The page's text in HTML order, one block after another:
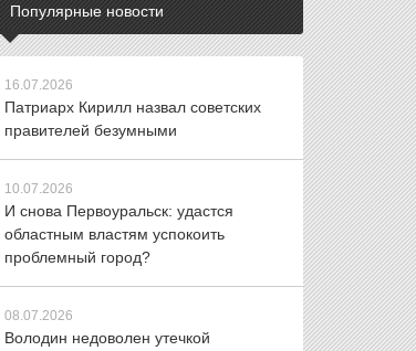
Популярные новости
16.07.2026
Патриарх Кирилл назвал советских
правителей безумными
10.07.2026
И снова Первоуральск: удастся
областным властям успокоить
проблемный город?
08.07.2026
Володин недоволен утечкой